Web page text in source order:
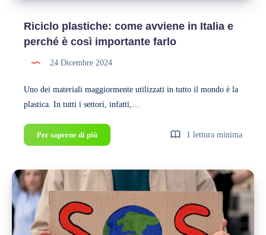
Riciclo plastiche: come avviene in Italia e
perché è così importante farlo
24 Dicembre 2024
Uno dei materiali maggiormente utilizzati in tutto il mondo è la
plastica. In tutti i settori, infatti,…
Per saperne di piùRiciclo
plastiche:
avviene
perché
1 lettura minima